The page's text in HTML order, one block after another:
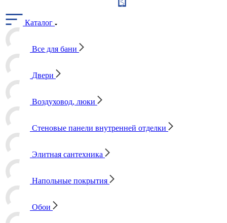
Каталог
Все для бани
Двери
Воздуховод, люки
Стеновые панели внутренней отделки
Элитная сантехника
Напольные покрытия
Обои